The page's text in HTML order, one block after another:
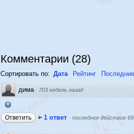
Комментарии (28)
Сортировать по: Дата Рейтинг
дима · 703 недель назад
Ответить 1 ответ · последнее действие